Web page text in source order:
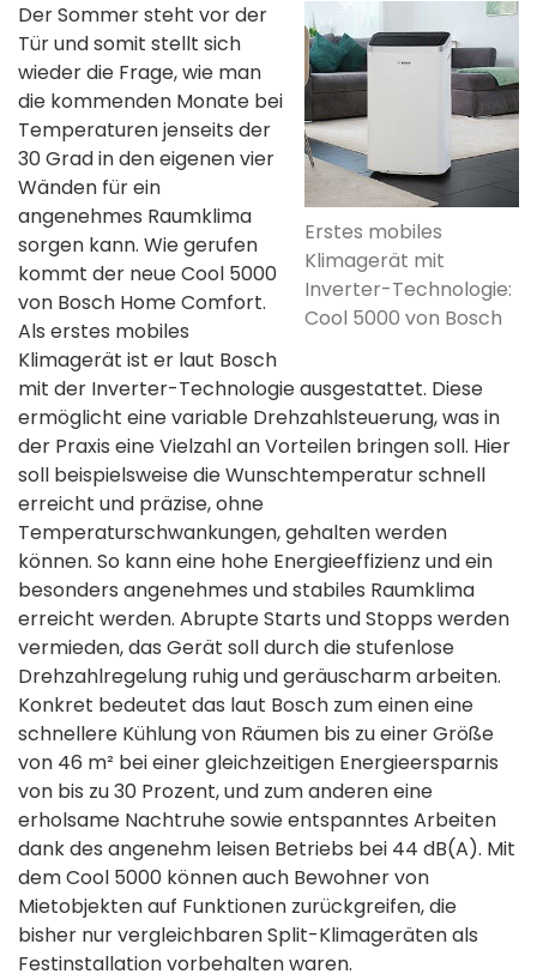
Erstes mobiles
Klimagerät mit
Inverter-Technologie:
Cool 5000 von Bosch
Der Sommer steht vor der
Tür und somit stellt sich
wieder die Frage, wie man
die kommenden Monate bei
Temperaturen jenseits der
30 Grad in den eigenen vier
Wänden für ein
angenehmes Raumklima
sorgen kann. Wie gerufen
kommt der neue Cool 5000
von Bosch Home Comfort.
Als erstes mobiles
Klimagerät ist er laut Bosch
mit der Inverter-Technologie ausgestattet. Diese
ermöglicht eine variable Drehzahlsteuerung, was in
der Praxis eine Vielzahl an Vorteilen bringen soll. Hier
soll beispielsweise die Wunschtemperatur schnell
erreicht und präzise, ohne
Temperaturschwankungen, gehalten werden
können. So kann eine hohe Energieeffizienz und ein
besonders angenehmes und stabiles Raumklima
erreicht werden. Abrupte Starts und Stopps werden
vermieden, das Gerät soll durch die stufenlose
Drehzahlregelung ruhig und geräuscharm arbeiten.
Konkret bedeutet das laut Bosch zum einen eine
schnellere Kühlung von Räumen bis zu einer Größe
von 46 m² bei einer gleichzeitigen Energieersparnis
von bis zu 30 Prozent, und zum anderen eine
erholsame Nachtruhe sowie entspanntes Arbeiten
dank des angenehm leisen Betriebs bei 44 dB(A). Mit
dem Cool 5000 können auch Bewohner von
Mietobjekten auf Funktionen zurückgreifen, die
bisher nur vergleichbaren Split-Klimageräten als
Festinstallation vorbehalten waren.